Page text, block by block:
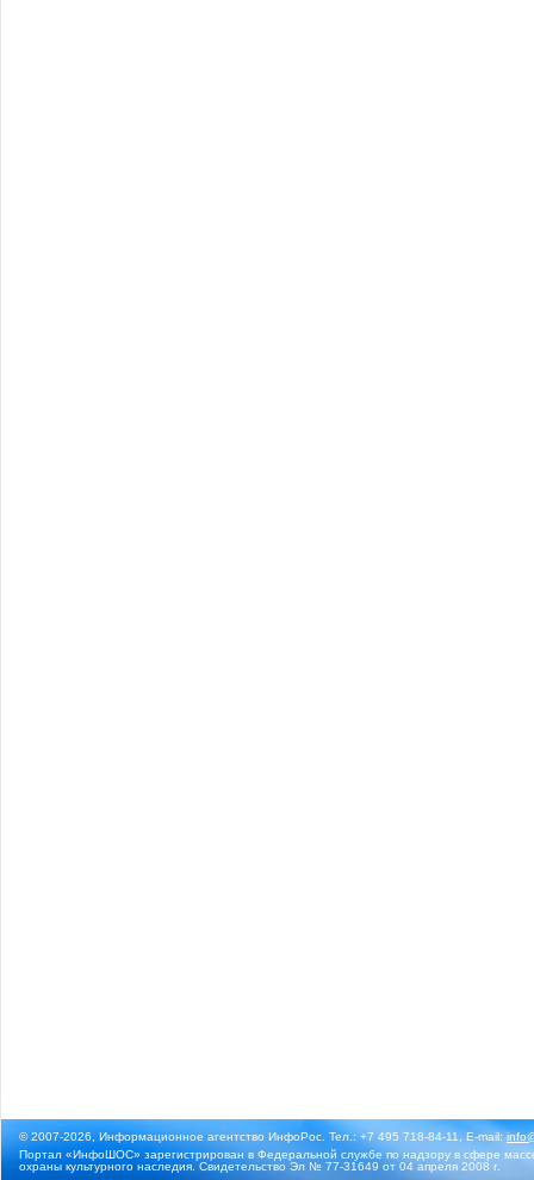
© 2007-2026, Информационное агентство ИнфоРос. Тел.: +7 495 718-84-11, E-mail:
Портал «ИнфоШОС» зарегистрирован в Федеральной службе по надзору в сфере
охраны культурного наследия. Свидетельство Эл № 77-31649 от 04 апреля 2008 г.